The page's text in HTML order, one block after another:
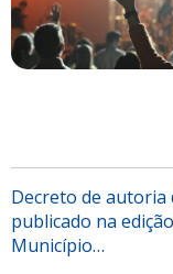
Decreto de
publicado na
Município…